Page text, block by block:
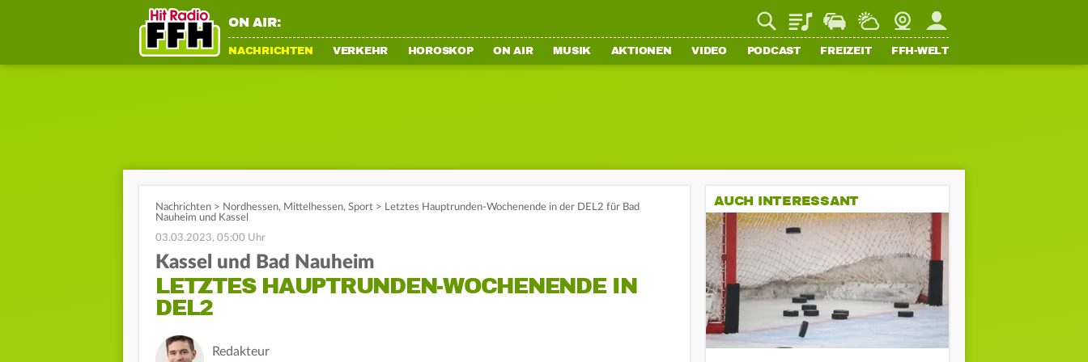
ON AIR: PlaylistStaupilotWetterWebcamMein FFH
NACHRICHTEN VERKEHR HOROSKOP ON AIR MUSIK AKTIONEN VIDEO PODCAST FREIZEIT FFH-WELT
Nachrichten > Nordhessen, Mittelhessen, Sport > Letztes Hauptrunden-Wochenende in der DEL2 für Bad
Nauheim und Kassel
03.03.2023, 05:00 Uhr
Kassel und Bad Nauheim
LETZTES HAUPTRUNDEN-WOCHENENDE IN
DEL2
Redakteur
AUCH INTERESSANT